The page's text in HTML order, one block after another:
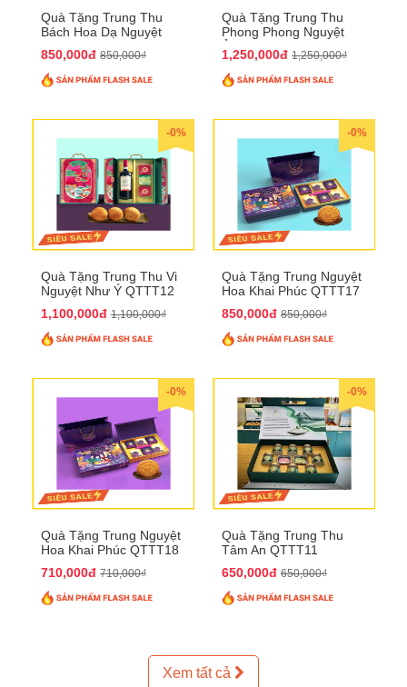
Quà Tặng Trung Thu
Bách Hoa Dạ Nguyệt
850,000đ 850,000₫
Quà Tặng Trung Thu
Phong Phong Nguyệt
1,250,000đ 1,250,000₫
-0%
Quà Tặng Trung Thu Vi
Nguyệt Như Ý QTTT12
1,100,000đ 1,100,000₫
-0%
Quà Tặng Trung Nguyệt
Hoa Khai Phúc QTTT17
850,000đ 850,000₫
-0%
Quà Tặng Trung Nguyệt
Hoa Khai Phúc QTTT18
710,000đ 710,000₫
-0%
Quà Tặng Trung Thu
Tâm An QTTT11
650,000đ 650,000₫
Xem tất cả